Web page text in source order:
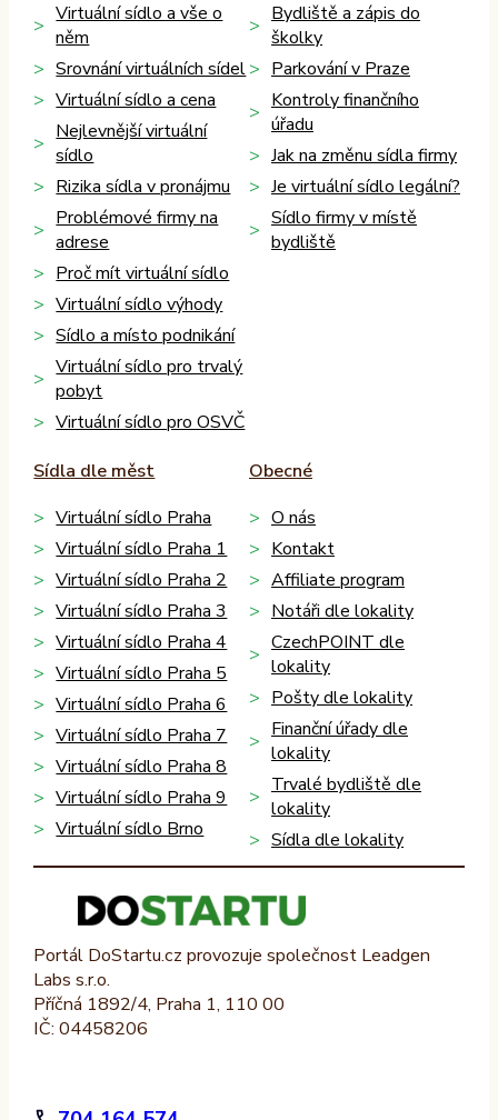
Virtuální sídlo a vše o
něm
Srovnání virtuálních sídel
Virtuální sídlo a cena
Nejlevnější virtuální
sídlo
Rizika sídla v pronájmu
Problémové firmy na
adrese
Proč mít virtuální sídlo
Virtuální sídlo výhody
Sídlo a místo podnikání
Virtuální sídlo pro trvalý
pobyt
Virtuální sídlo pro OSVČ
Bydliště a zápis do
školky
Parkování v Praze
Kontroly finančního
úřadu
Jak na změnu sídla firmy
Je virtuální sídlo legální?
Sídlo firmy v místě
bydliště
Sídla dle měst
Virtuální sídlo Praha
Virtuální sídlo Praha 1
Virtuální sídlo Praha 2
Virtuální sídlo Praha 3
Virtuální sídlo Praha 4
Virtuální sídlo Praha 5
Virtuální sídlo Praha 6
Virtuální sídlo Praha 7
Virtuální sídlo Praha 8
Virtuální sídlo Praha 9
Virtuální sídlo Brno
Obecné
O nás
Kontakt
Affiliate program
Notáři dle lokality
CzechPOINT dle
lokality
Pošty dle lokality
Finanční úřady dle
lokality
Trvalé bydliště dle
lokality
Sídla dle lokality
Portál DoStartu.cz provozuje společnost Leadgen
Labs s.r.o.
Příčná 1892/4, Praha 1, 110 00
IČ: 04458206